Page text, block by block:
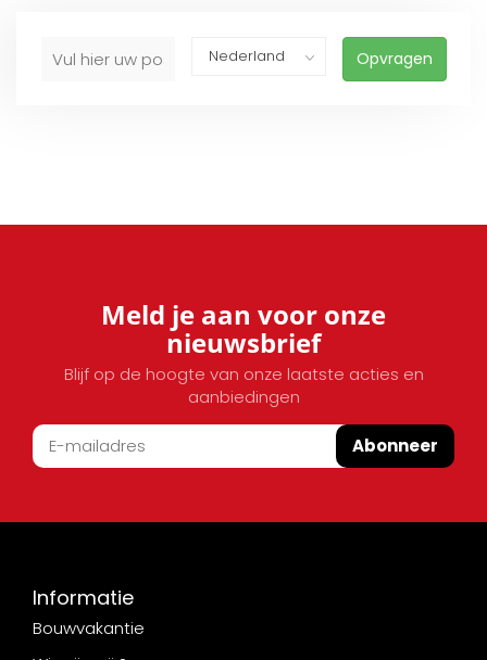
Opvragen
Meld je aan voor onze
nieuwsbrief
Blijf op de hoogte van onze laatste acties en
aanbiedingen
Abonneer
Informatie
Bouwvakantie